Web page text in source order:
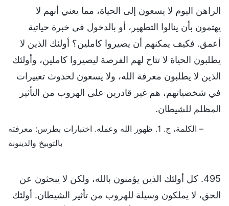
الراهن اليوم لا يسعون إلى الحياة، مما يعني أنهم لا
يهتمون بأن ينالوا التطهير، أو بالدخول في خبرة حياتية
أعمق. فكيف يمكنهم أن يصيروا كاملين؟ أولئك الذين لا
يطلبون الحياة لا تتاح لهم الفرصة ليصيروا كاملين، وأولئك
الذين لا يطلبون معرفة الله، ولا يسعون لحدوث تغييرات
في شخصياتهم، هم غير قادرين على الهروب من التأثير
المظلم للشيطان.
– الكلمة، ج. 1. ظهور الله وعمله. اختبارات بطرس: معرفته
بالتوبيخ والدينونة
495. كل أولئك الذين يؤمنون بالله، ولكن لا يبحثون عن
الحق، لا يملكون وسيلة للهروب من تأثير الشيطان. أولئك